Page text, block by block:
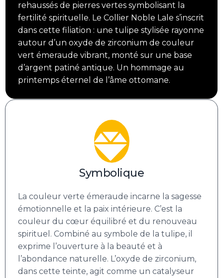
rehaussés de pierres vertes symbolisant la
fertilité spirituelle. Le Collier Noble Lale s’inscrit
dans cette filiation : une tulipe stylisée rayonne
autour d’un oxyde de zirconium de couleur
vert émeraude vibrant, monté sur une base
d’argent patiné antique. Un hommage au
printemps éternel de l’âme ottomane.
Symbolique
La couleur verte émeraude incarne la sagesse
émotionnelle et la paix intérieure. C’est la
couleur du cœur équilibré et du renouveau
spirituel. Combiné au symbole de la tulipe, il
exprime l’ouverture à la beauté et à
l’abondance naturelle. L’oxyde de zirconium,
dans cette teinte, agit comme un catalyseur